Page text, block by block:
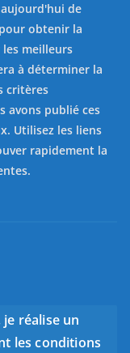
de
obtenir la
meilleurs
à déterminer la
critères
avons publié ces
Utilisez les liens
rapidement la
réalise un
les conditions